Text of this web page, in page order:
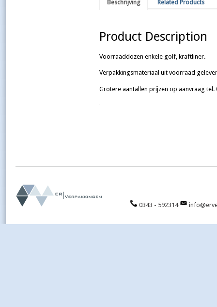
Beschrijving Related Products
Product Description
Voorraaddozen enkele golf, kraftliner.
Verpakkingsmateriaal uit voorraad
Grotere aantallen prijzen op aanvraag
0343 - 592314